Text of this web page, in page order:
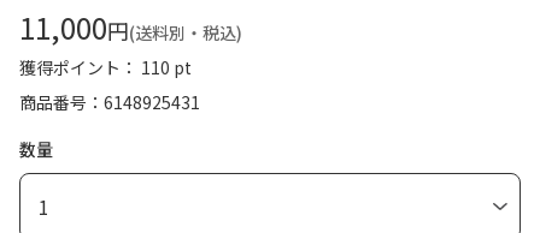
11,000円(送料別・税込)
獲得ポイント： 110 pt
商品番号
6148925431
数量
1